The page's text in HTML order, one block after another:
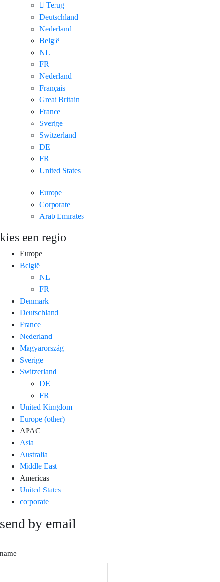
Terug
Deutschland
Nederland
België
NL
FR
Nederland
Français
Great Britain
France
Sverige
Switzerland
DE
FR
United States
Europe
Corporate
Arab Emirates
kies een regio
Europe
België
NL
FR
Denmark
Deutschland
France
Nederland
Magyarország
Sverige
Switzerland
DE
FR
United Kingdom
Europe (other)
APAC
Asia
Australia
Middle East
Americas
United States
corporate
send by email
name